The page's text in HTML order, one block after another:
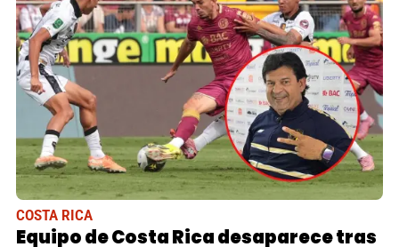
COSTA RICA
Equipo de Costa Rica desaparece tras